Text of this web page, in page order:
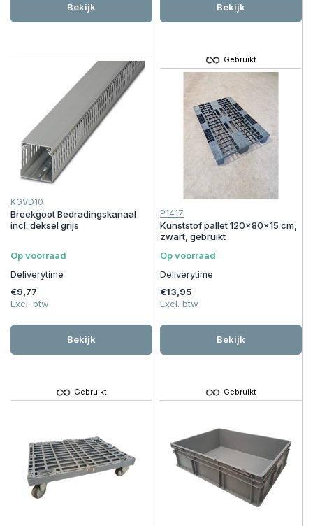
Bekijk Bekijk
KGVD10
Breekgoot Bedradingskanaal
incl. deksel grijs
Op voorraad
Deliverytime
€9,77
Excl. btw
Bekijk
Gebruikt
P1417
Kunststof pallet 120x80x15 cm,
zwart, gebruikt
Op voorraad
Deliverytime
€13,95
Excl. btw
Bekijk
Gebruikt Gebruikt